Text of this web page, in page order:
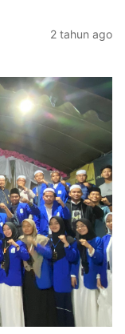
2 tahun ago